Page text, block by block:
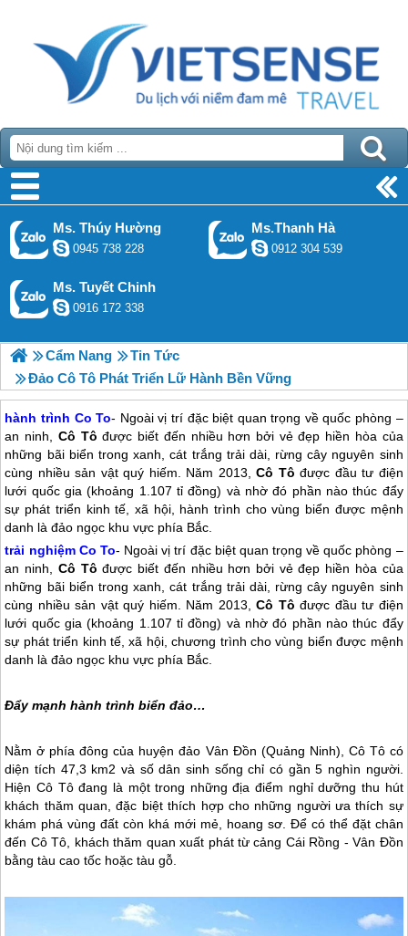
Ms. Thúy Hường
0945 738 228
Ms.Thanh Hà
0912 304 539
Ms. Tuyết Chinh
0916 172 338
Cẩm Nang
Tin Tức
Đảo Cô Tô Phát Triển Lữ Hành Bền Vững
hành trình Co To- Ngoài vị trí đặc biệt quan trọng về quốc phòng –
an ninh, Cô Tô được biết đến nhiều hơn bởi vẻ đẹp hiền hòa của
những bãi biển trong xanh, cát trắng trải dài, rừng cây nguyên sinh
cùng nhiều sản vật quý hiếm. Năm 2013,Cô Tô được đầu tư điện
lưới quốc gia (khoảng 1.107 tỉ đồng) và nhờ đó phần nào thúc đẩy
sự phát triển kinh tế, xã hội, hành trình cho vùng biển được mệnh
danh là đảo ngọc khu vực phía Bắc.
trải nghiệm Co To- Ngoài vị trí đặc biệt quan trọng về quốc phòng –
an ninh, Cô Tô được biết đến nhiều hơn bởi vẻ đẹp hiền hòa của
những bãi biển trong xanh, cát trắng trải dài, rừng cây nguyên sinh
cùng nhiều sản vật quý hiếm. Năm 2013,Cô Tô được đầu tư điện
lưới quốc gia (khoảng 1.107 tỉ đồng) và nhờ đó phần nào thúc đẩy
sự phát triển kinh tế, xã hội, chương trình cho vùng biển được mệnh
danh là đảo ngọc khu vực phía Bắc.
Đẩy mạnh hành trình biển đảo…
Nằm ở phía đông của huyện đảo Vân Đồn (Quảng Ninh), Cô Tôcó
diện tích 47,3 km2 và số dân sinh sống chỉ có gần 5 nghìn người.
HiệnCô Tôđang là một trong những địa điểm nghỉ dưỡng thu hút
khách thăm quan, đặc biệt thích hợp cho những người ưa thích sự
khám phá vùng đất còn khá mới mẻ, hoang sơ. Để có thể đặt chân
đến Cô Tô, khách thăm quan xuất phát từ cảng Cái Rồng - Vân Đồn
bằng tàu cao tốc hoặc tàu gỗ.